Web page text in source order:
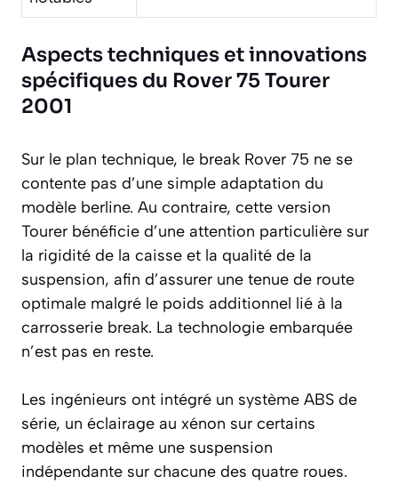
Aspects techniques et innovations
spécifiques du Rover 75 Tourer
2001
Sur le plan technique, le break Rover 75 ne se
contente pas d’une simple adaptation du
modèle berline. Au contraire, cette version
Tourer bénéficie d’une attention particulière sur
la rigidité de la caisse et la qualité de la
suspension, afin d’assurer une tenue de route
optimale malgré le poids additionnel lié à la
carrosserie break. La technologie embarquée
n’est pas en reste.
Les ingénieurs ont intégré un système ABS de
série, un éclairage au xénon sur certains
modèles et même une suspension
indépendante sur chacune des quatre roues.